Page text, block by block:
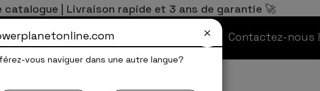
catalogue | Livraison rapide et 3 ans de garantie 🚀
Contactez-nous !
vous naviguer dans une autre langue?